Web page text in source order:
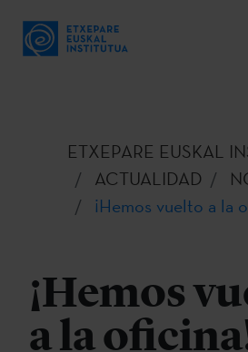
ETXEPARE EUSKAL
ACTUALIDAD
¡Hemos vuelto a la
¡Hemos
a la